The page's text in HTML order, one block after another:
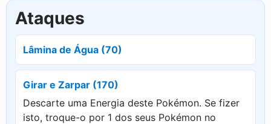
Ataques
Lâmina de Água (70)
Girar e Zarpar (170)
Descarte uma Energia deste Pokémon. Se fizer
isto, troque-o por 1 dos seus Pokémon no